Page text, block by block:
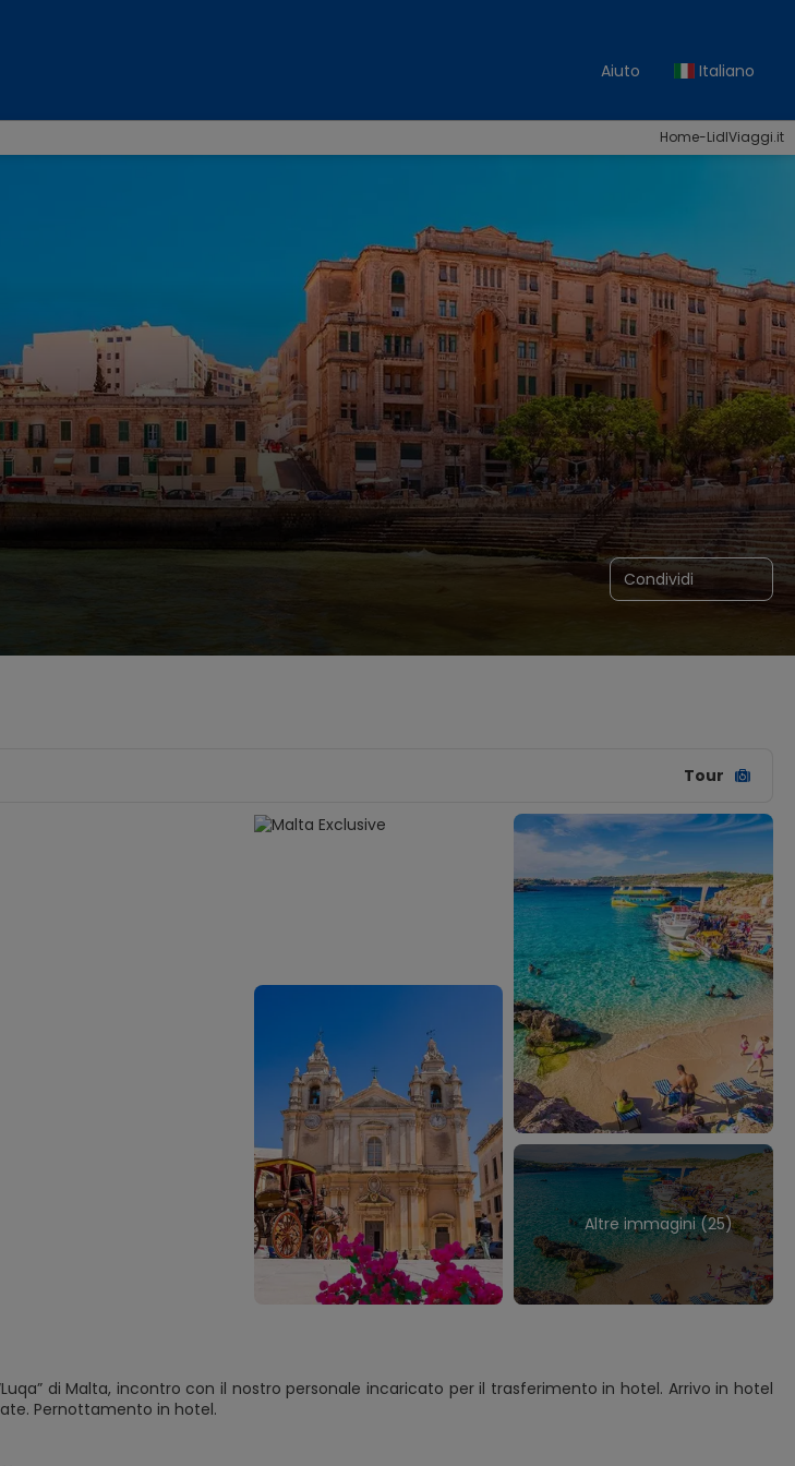
Aiuto Italiano
Home-LidlViaggi.it
Condividi
Tour
Altre immagini (25)
di Malta, incontro con il nostro personale incaricato per il trasferimento in hotel. Arrivo in hotel
Pernottamento in hotel.